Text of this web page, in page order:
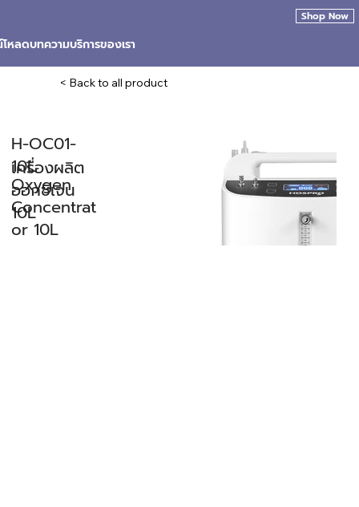
โหลดบทความบริการของเรา
Shop Now
< Back to all product
Oxygen
Concentrat
or 10L
H-OC01-
10L
เครื่องผลิต
ออกซิเจน
10L